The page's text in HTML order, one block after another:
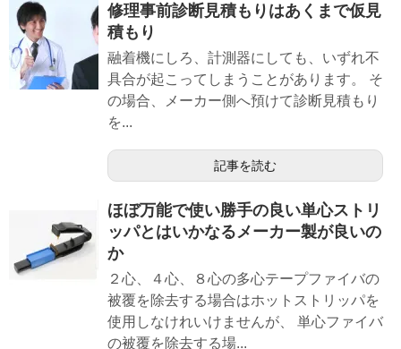
修理事前診断見積もりはあくまで仮見
積もり
融着機にしろ、計測器にしても、いずれ不
具合が起こってしまうことがあります。 そ
の場合、メーカー側へ預けて診断見積もり
を...
記事を読む
ほぼ万能で使い勝手の良い単心ストリ
ッパとはいかなるメーカー製が良いの
か
２心、４心、８心の多心テープファイバの
被覆を除去する場合はホットストリッパを
使用しなけれいけませんが、 単心ファイバ
の被覆を除去する場...